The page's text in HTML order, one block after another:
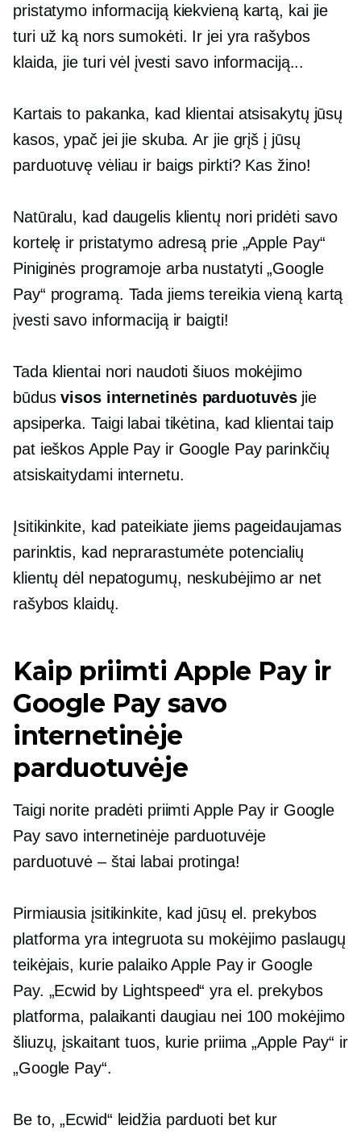
pristatymo informaciją kiekvieną kartą, kai jie
turi už ką nors sumokėti. Ir jei yra rašybos
klaida, jie turi vėl įvesti savo informaciją...
Kartais to pakanka, kad klientai atsisakytų jūsų
kasos, ypač jei jie skuba. Ar jie grįš į jūsų
parduotuvę vėliau ir baigs pirkti? Kas žino!
Natūralu, kad daugelis klientų nori pridėti savo
kortelę ir pristatymo adresą prie „Apple Pay“
Piniginės programoje arba nustatyti „Google
Pay“ programą. Tada jiems tereikia vieną kartą
įvesti savo informaciją ir baigti!
Tada klientai nori naudoti šiuos mokėjimo
būdusvisos internetinės parduotuvėsjie
apsiperka. Taigi labai tikėtina, kad klientai taip
pat ieškos Apple Pay ir Google Pay parinkčių
atsiskaitydami internetu.
Įsitikinkite, kad pateikiate jiems pageidaujamas
parinktis, kad neprarastumėte potencialių
klientų dėl nepatogumų, neskubėjimo ar net
rašybos klaidų.
Kaip priimti Apple Pay ir
Google Pay savo
internetinėje
parduotuvėje
Taigi norite pradėti priimti Apple Pay ir Google
Pay savo internetinėje parduotuvėje
parduotuvė – štai labai protinga!
Pirmiausia įsitikinkite, kad jūsų el. prekybos
platforma yra integruota su mokėjimo paslaugų
teikėjais, kurie palaiko Apple Pay ir Google
Pay. „Ecwid by Lightspeed“ yra el. prekybos
platforma, palaikanti daugiau nei 100 mokėjimo
šliuzų, įskaitant tuos, kurie priima „Apple Pay“ ir
„Google Pay“.
Be to, „Ecwid“ leidžia parduoti bet kur